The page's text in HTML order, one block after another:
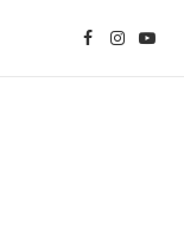
Facebook